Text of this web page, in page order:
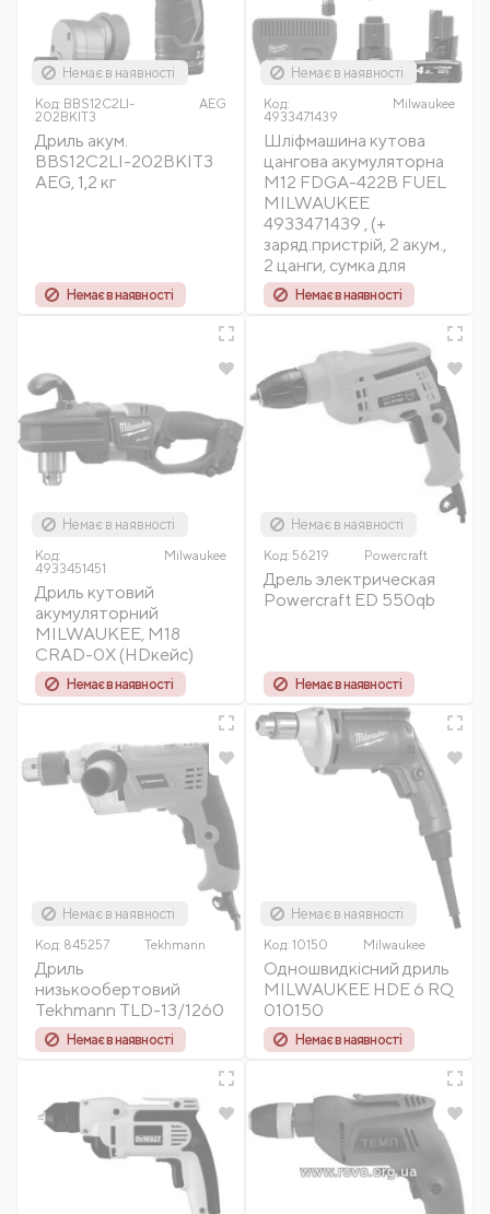
Немає в наявності
Код: BBS12C2LI-
202BKIT3
AEG
Дриль акум.
BBS12C2LI-202BKIT3
AEG, 1,2 кг
Немає в наявності
Немає в наявності
Код:
4933471439
Milwaukee
Шліфмашина кутова
цангова акумуляторна
M12 FDGA-422B FUEL
MILWAUKEE
4933471439 , (+
заряд.пристрій, 2 акум.,
2 цанги, сумка для
Немає в наявності
Немає в наявності
Код:
4933451451
Milwaukee
Дриль кутовий
акумуляторний
MILWAUKEE, M18
CRAD-0Х (HDкейс)
Немає в наявності
Немає в наявності
Код: 56219 Powercraft
Дрель электрическая
Powercraft ED 550qb
Немає в наявності
Немає в наявності
Код: 845257 Tekhmann
Дриль
низькообертовий
Tekhmann TLD-13/1260
Немає в наявності
Немає в наявності
Код: 10150 Milwaukee
Одношвидкісний дриль
MILWAUKEE HDE 6 RQ
010150
Немає в наявності